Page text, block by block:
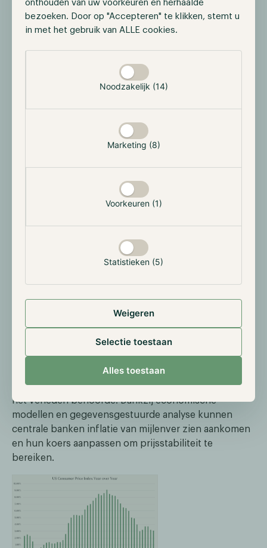
onthouden van uw voorkeuren en herhaalde
bezoeken. Door op "Accepteren" te klikken, stemt u
in met het gebruik van ALLE cookies.
Noodzakelijk (14)
Marketing (8)
Voorkeuren (1)
Statistieken (5)
Weigeren
Selectie toestaan
Alles toestaan
of schulden zonder duidelijke terugbetalingsstrategie
moeite hebben om hun obligaties te verkopen of
Maar nu de ECB werkt aan het stabiliseren van de
eurozone - en daarmee de EU - en de Federal Reserve
beschermen, zijn beide centrale banken
kredietverstrekkers in laatste instantie geworden.
Deze interventie verstoort de financiële markten,
Falen van centrale banken om hun
fouten te erkennen
gekozen voor een inflatoir beleid in het licht van
mogelijke deflatie, was het dan verrassend dat de
schommelingen in de inflatie hadden ervaren toen de
onafhankelijk werden.
Dit kan deze centrale bankiers het vertrouwen
hebben gegeven dat de inflatie getemd was en tot
het verleden behoorde. Dankzij economische
modellen en gegevensgestuurde analyse kunnen
centrale banken inflatie van mijlenver zien aankomen
en hun koers aanpassen om prijsstabiliteit te
bereiken.